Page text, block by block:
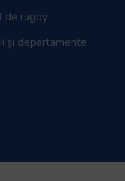
de rugby
și departamente